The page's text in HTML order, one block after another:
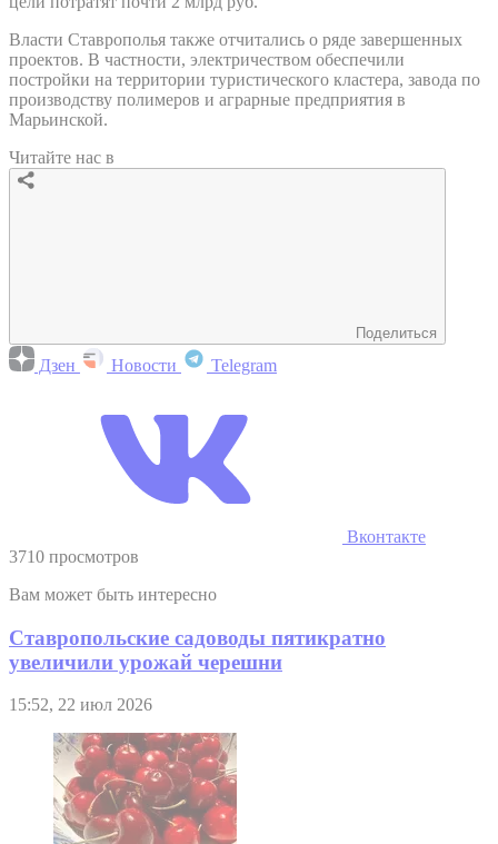
Власти Ставрополья также отчитались о ряде завершенных
проектов. В частности, электричеством обеспечили
постройки на территории туристического кластера, завода по
производству полимеров и аграрные предприятия в
Марьинской.
Читайте нас в
Поделиться
Дзен Новости Telegram
Вконтакте
3710 просмотров
Вам может быть интересно
Ставропольские садоводы пятикратно
увеличили урожай черешни
15:52, 22 июл 2026